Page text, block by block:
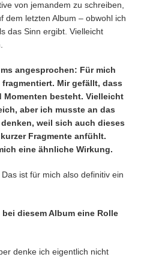
von jemandem zu schreiben,
dem letzten Album – obwohl ich
das Sinn ergibt. Vielleicht
angesprochen: Für mich
Mir gefällt, dass
Momenten besteht. Vielleicht
aber ich musste an das
weil sich auch dieses
Fragmente anfühlt.
eine ähnliche Wirkung.
ist für mich also definitiv ein
diesem Album eine Rolle
denke ich eigentlich nicht